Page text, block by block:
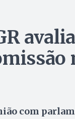
com